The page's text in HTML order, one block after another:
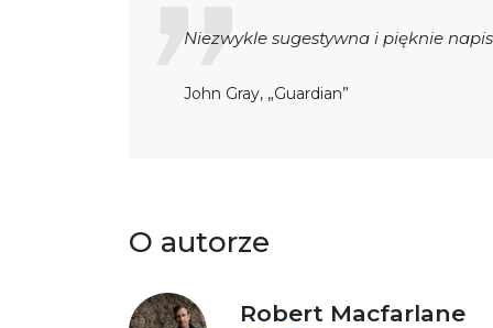
Niezwykle sugestywna i pięknie
John Gray, „Guardian”
O autorze
Robert Macfarlane